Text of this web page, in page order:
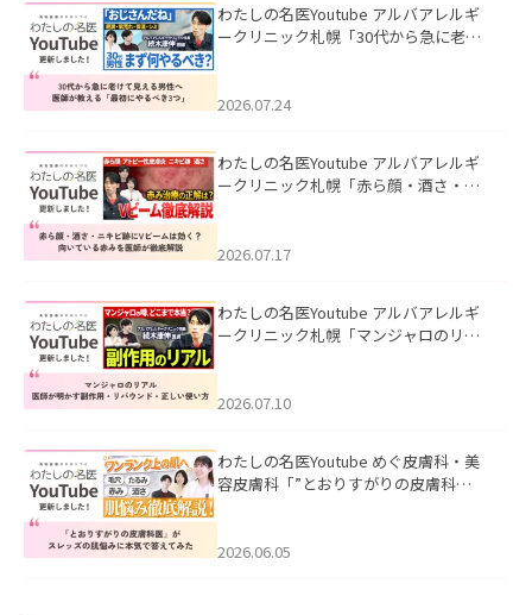
わたしの名医Youtube アルバアレルギ
ークリニック札幌「30代から急に老け
た。
2026.07.24
わたしの名医Youtube アルバアレルギ
ークリニック札幌「赤ら顔・酒さ・ニ
した。
2026.07.17
わたしの名医Youtube アルバアレルギ
ークリニック札幌「マンジャロのリア
た。
2026.07.10
わたしの名医Youtube めぐ皮膚科・美
容皮膚科「”とおりすがりの皮膚科
2026.06.05